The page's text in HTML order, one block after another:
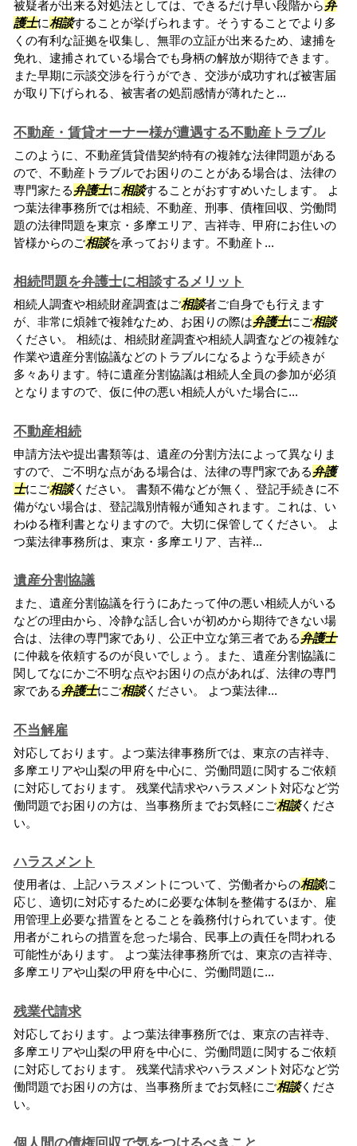
被疑者が出来る対処法としては、できるだけ早い段階から弁
護士に相談することが挙げられます。そうすることでより多
くの有利な証拠を収集し、無罪の立証が出来るため、逮捕を
免れ、逮捕されている場合でも身柄の解放が期待できます。
また早期に示談交渉を行うができ、交渉が成功すれば被害届
が取り下げられる、被害者の処罰感情が薄れたと...
不動産・賃貸オーナー様が遭遇する不動産トラブル
このように、不動産賃貸借契約特有の複雑な法律問題がある
ので、不動産トラブルでお困りのことがある場合は、法律の
専門家たる弁護士に相談することがおすすめいたします。 よ
つ葉法律事務所では相続、不動産、刑事、債権回収、労働問
題の法律問題を東京・多摩エリア、吉祥寺、甲府にお住いの
皆様からのご相談を承っております。不動産ト...
相続問題を弁護士に相談するメリット
相続人調査や相続財産調査はご相談者ご自身でも行えます
が、非常に煩雑で複雑なため、お困りの際は弁護士にご相談
ください。 相続は、相続財産調査や相続人調査などの複雑な
作業や遺産分割協議などのトラブルになるような手続きが
多々あります。特に遺産分割協議は相続人全員の参加が必須
となりますので、仮に仲の悪い相続人がいた場合に...
不動産相続
申請方法や提出書類等は、遺産の分割方法によって異なりま
すので、ご不明な点がある場合は、法律の専門家である弁護
士にご相談ください。 書類不備などが無く、登記手続きに不
備がない場合は、登記識別情報が通知されます。これは、い
わゆる権利書となりますので。大切に保管してください。 よ
つ葉法律事務所は、東京・多摩エリア、吉祥...
遺産分割協議
また、遺産分割協議を行うにあたって仲の悪い相続人がいる
などの理由から、冷静な話し合いが初めから期待できない場
合は、法律の専門家であり、公正中立な第三者である弁護士
に仲裁を依頼するのが良いでしょう。また、遺産分割協議に
関してなにかご不明な点やお困りの点があれば、法律の専門
家である弁護士にご相談ください。 よつ葉法律...
不当解雇
対応しております。よつ葉法律事務所では、東京の吉祥寺、
多摩エリアや山梨の甲府を中心に、労働問題に関するご依頼
に対応しております。 残業代請求やハラスメント対応など労
働問題でお困りの方は、当事務所までお気軽にご相談くださ
い。
ハラスメント
使用者は、上記ハラスメントについて、労働者からの相談に
応じ、適切に対応するために必要な体制を整備するほか、雇
用管理上必要な措置をとることを義務付けられています。使
用者がこれらの措置を怠った場合、民事上の責任を問われる
可能性があります。 よつ葉法律事務所では、東京の吉祥寺、
多摩エリアや山梨の甲府を中心に、労働問題に...
残業代請求
対応しております。よつ葉法律事務所では、東京の吉祥寺、
多摩エリアや山梨の甲府を中心に、労働問題に関するご依頼
に対応しております。 残業代請求やハラスメント対応など労
働問題でお困りの方は、当事務所までお気軽にご相談くださ
い。